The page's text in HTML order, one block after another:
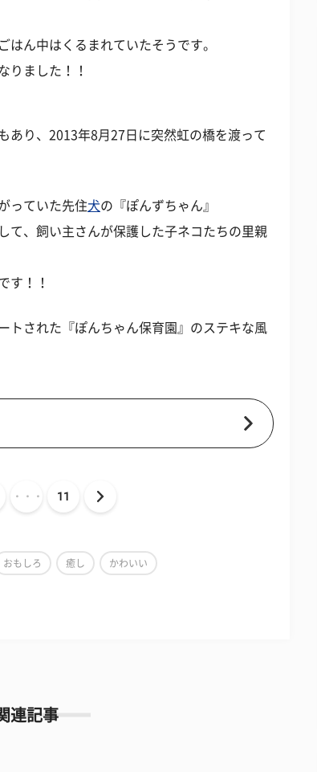
はん中はくるまれていたそうです。
りました！！
あり、2013年8月27日に突然虹の橋を渡って
っていた先住犬の『ぽんずちゃん』
て、飼い主さんが保護した子ネコたちの里親
す！！
トされた『ぽんちゃん保育園』のステキな風
・・・ 11
おもしろ 癒し かわいい
連記事